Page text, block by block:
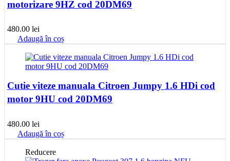
motorizare 9HZ cod 20DM69
480.00 lei
Adaugă în coș
Cutie viteze manuala Citroen Jumpy 1.6 HDi cod
motor 9HU cod 20DM69
480.00 lei
Adaugă în coș
Reducere